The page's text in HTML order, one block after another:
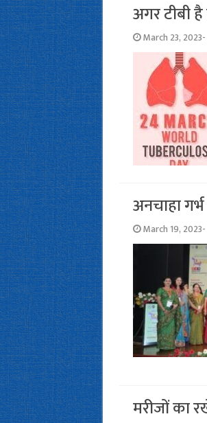
अगर टीबी
March 23, 2023-
अनचाहा
March 19,
मरीजों का